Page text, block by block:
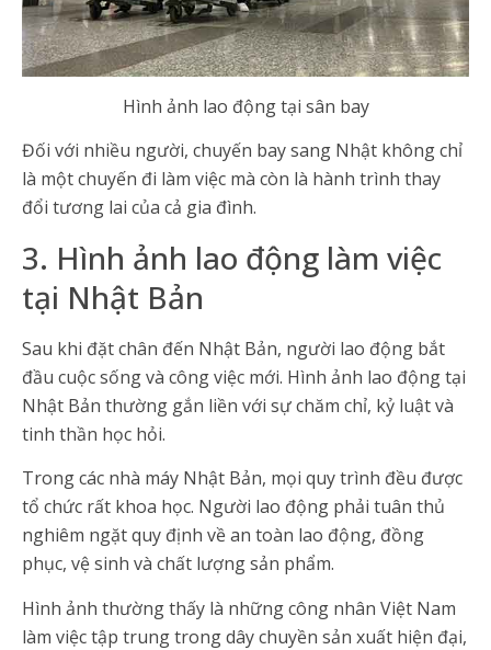
Hình ảnh lao động tại sân bay
Đối với nhiều người, chuyến bay sang Nhật không chỉ
là một chuyến đi làm việc mà còn là hành trình thay
đổi tương lai của cả gia đình.
3. Hình ảnh lao động làm việc
tại Nhật Bản
Sau khi đặt chân đến Nhật Bản, người lao động bắt
đầu cuộc sống và công việc mới. Hình ảnh lao động tại
Nhật Bản thường gắn liền với sự chăm chỉ, kỷ luật và
tinh thần học hỏi.
Trong các nhà máy Nhật Bản, mọi quy trình đều được
tổ chức rất khoa học. Người lao động phải tuân thủ
nghiêm ngặt quy định về an toàn lao động, đồng
phục, vệ sinh và chất lượng sản phẩm.
Hình ảnh thường thấy là những công nhân Việt Nam
làm việc tập trung trong dây chuyền sản xuất hiện đại,